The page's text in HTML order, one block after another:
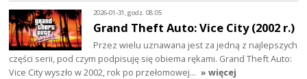
2026-01-31, godz. 08:05
Grand Theft Auto: Vice City (2002 r.)
Przez wielu uznawana jest za jedną z najlepszych
części serii, pod czym podpisuję się obiema rękami. Grand Theft Auto:
Vice City wyszło w 2002, rok po przełomowej… » więcej